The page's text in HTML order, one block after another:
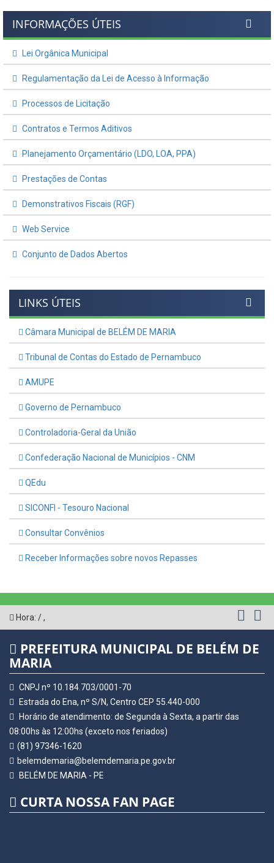
INFORMAÇÕES ÚTEIS
Lei Orgânica Municipal
Regulamentação da Lei de Acesso à Informação
Processos de Licitação
Contratos e Termos Aditivos
Planejamento Orçamentário (LDO, LOA, PPA)
Prestações de Contas
Demonstrativos Fiscais (RGF)
Web Service
Conjunto de Dados Abertos
LINKS ÚTEIS
Câmara Municipal de BELÉM DE MARIA
Tribunal de Contas do Estado de Pernambuco
AMUPE
Governo de Pernambuco
Controladoria-Geral da União
Confederação Nacional de Municípios - CNM
QEdu
SICONFI - Tesouro Nacional
Consultar Convênios
Receber Informações sobre novos Repasses
Hora: /,
PREFEITURA MUNICIPAL DE BELÉM DE
MARIA
CNPJ nº 10.184.703/0001-70
Estrada do Ena, nº S/N, Centro CEP 55.440-000
Horário de atendimento: de Segunda à Sexta, a partir das
08:00hs às 12:00hs (exceto nos feriados)
(81) 97346-1620
belemdemaria@belemdemaria.pe.gov.br
BELÉM DE MARIA - PE
CURTA NOSSA FAN PAGE